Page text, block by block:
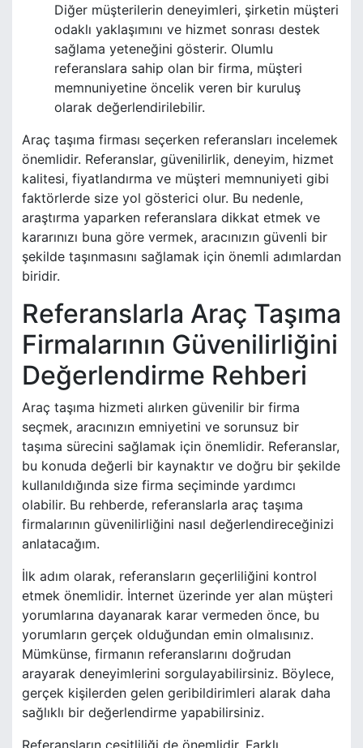
Diğer müşterilerin deneyimleri, şirketin müşteri
odaklı yaklaşımını ve hizmet sonrası destek
sağlama yeteneğini gösterir. Olumlu
referanslara sahip olan bir firma, müşteri
memnuniyetine öncelik veren bir kuruluş
olarak değerlendirilebilir.
Araç taşıma firması seçerken referansları incelemek
önemlidir. Referanslar, güvenilirlik, deneyim, hizmet
kalitesi, fiyatlandırma ve müşteri memnuniyeti gibi
faktörlerde size yol gösterici olur. Bu nedenle,
araştırma yaparken referanslara dikkat etmek ve
kararınızı buna göre vermek, aracınızın güvenli bir
şekilde taşınmasını sağlamak için önemli adımlardan
biridir.
Referanslarla Araç Taşıma
Firmalarının Güvenilirliğini
Değerlendirme Rehberi
Araç taşıma hizmeti alırken güvenilir bir firma
seçmek, aracınızın emniyetini ve sorunsuz bir
taşıma sürecini sağlamak için önemlidir. Referanslar,
bu konuda değerli bir kaynaktır ve doğru bir şekilde
kullanıldığında size firma seçiminde yardımcı
olabilir. Bu rehberde, referanslarla araç taşıma
firmalarının güvenilirliğini nasıl değerlendireceğinizi
anlatacağım.
İlk adım olarak, referansların geçerliliğini kontrol
etmek önemlidir. İnternet üzerinde yer alan müşteri
yorumlarına dayanarak karar vermeden önce, bu
yorumların gerçek olduğundan emin olmalısınız.
Mümkünse, firmanın referanslarını doğrudan
arayarak deneyimlerini sorgulayabilirsiniz. Böylece,
gerçek kişilerden gelen geribildirimleri alarak daha
sağlıklı bir değerlendirme yapabilirsiniz.